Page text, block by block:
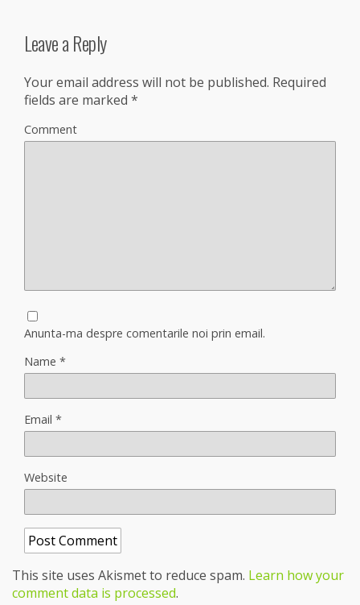
Leave a Reply
Your email address will not be published. Required
fields are marked *
Comment
Anunta-ma despre comentarile noi prin email.
Name *
Email *
Website
This site uses Akismet to reduce spam. Learn how your
comment data is processed.